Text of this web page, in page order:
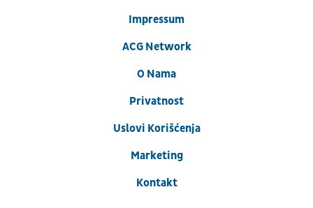
Impressum
ACG Network
O Nama
Privatnost
Uslovi Korišćenja
Marketing
Kontakt